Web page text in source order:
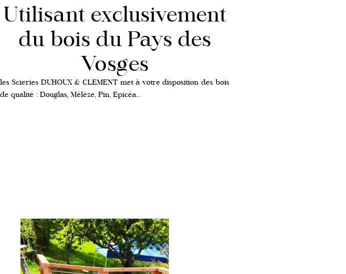
Utilisant exclusivement
du bois du Pays des
Vosges
les Scieries DUHOUX & CLEMENT met à votre disposition des bois
de qualité : Douglas, Mélèze, Pin, Epicéa...